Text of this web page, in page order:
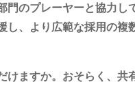
門のプレーヤーと協力
、より広範な採用の
ますか。おそらく、共